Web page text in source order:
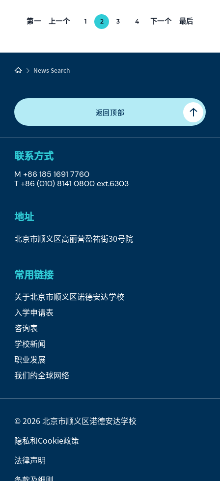
第一 上一个 1 2 3 4 下一个 最后
News Search
返回顶部
联系方式
M +86 185 1691 7760
T +86 (010) 8141 0800 ext.6303
地址
北京市顺义区高丽营盈祐街30号院
常用链接
关于北京市顺义区诺德安达学校
入学申请表
咨询表
学校新闻
职业发展
我们的全球网络
© 2026 北京市顺义区诺德安达学校
隐私和Cookie政策
法律声明